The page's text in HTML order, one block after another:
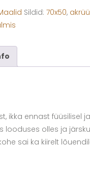
Sildid: 70x50,
ikka ennast füüsilisel
looduses olles ja
sai ka kiirelt